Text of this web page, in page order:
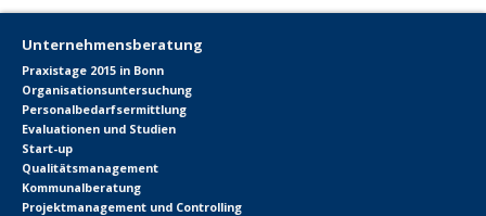
Unternehmensberatung
Praxistage 2015 in Bonn
Organisationsuntersuchung
Personalbedarfsermittlung
Evaluationen und Studien
Start-up
Qualitätsmanagement
Kommunalberatung
Projektmanagement und Controlling